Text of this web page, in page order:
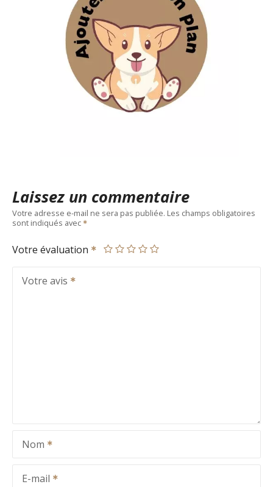
Laissez un commentaire
Votre adresse e-mail ne sera pas publiée. Les champs obligatoires
sont indiqués avec
Votre évaluation
Votre avis
Nom
E-mail